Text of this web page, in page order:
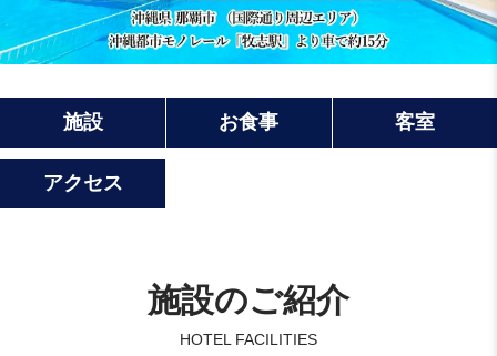
施設 お食事 客室
アクセス
施設のご紹介
HOTEL FACILITIES